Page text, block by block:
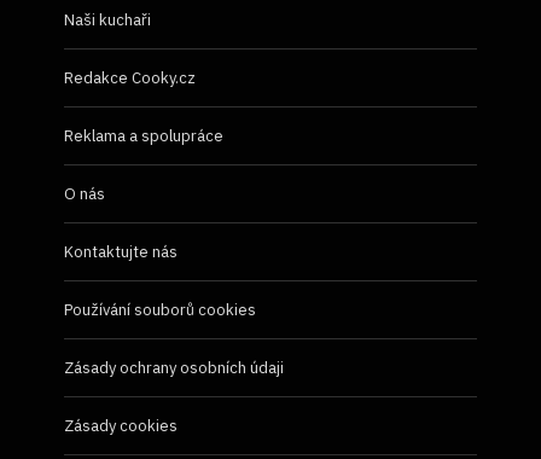
Naši kuchaři
Redakce Cooky.cz
Reklama a spolupráce
O nás
Kontaktujte nás
Používání souborů cookies
Zásady ochrany osobních údaji
Zásady cookies